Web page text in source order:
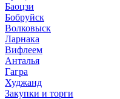
Баоцзи
Бобруйск
Волковыск
Ларнака
Вифлеем
Анталья
Гагра
Худжанд
Закупки и торги